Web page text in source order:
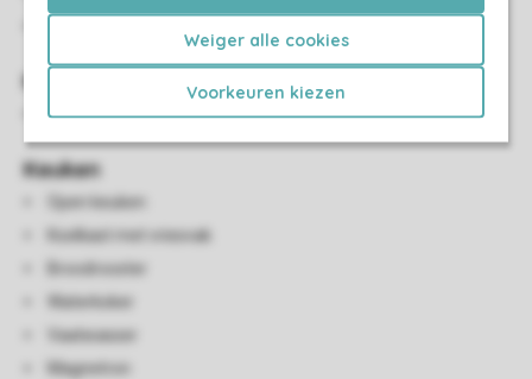
Weiger alle cookies
Voorkeuren kiezen
Kindervoorzieningen
Kinderstoel (tegen betaling)
Keuken
Open keuken
Koelkast met vriesvak
Broodrooster
Waterkoker
Vaatwasser
Magnetron